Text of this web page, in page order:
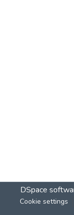
DSpace
Cookie settings